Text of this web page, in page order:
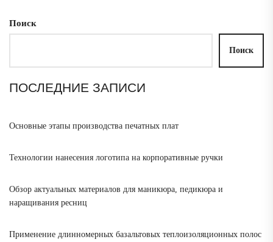
Поиск
Поиск
ПОСЛЕДНИЕ ЗАПИСИ
Основные этапы производства печатных плат
Технологии нанесения логотипа на корпоративные ручки
Обзор актуальных материалов для маникюра, педикюра и
наращивания ресниц
Применение длинномерных базальтовых теплоизоляционных полос